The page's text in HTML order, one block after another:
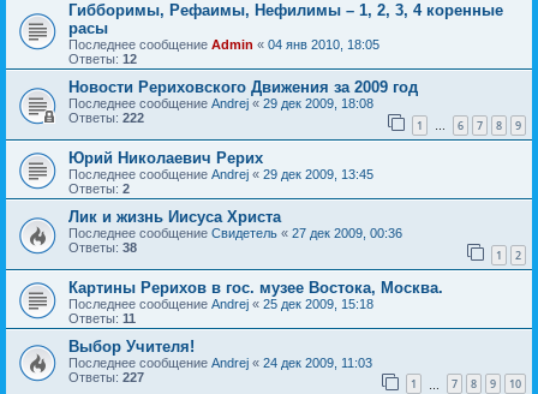
Гибборимы, Рефаимы, Нефилимы – 1, 2, 3, 4 коренные
расы
Последнее сообщение Admin « 04 янв 2010, 18:05
Ответы: 12
Новости Рериховского Движения за 2009 год
Последнее сообщение Andrej « 29 дек 2009, 18:08
Ответы: 222 1 … 6 7 8 9
Юрий Николаевич Рерих
Последнее сообщение Andrej « 29 дек 2009, 13:45
Ответы: 2
Лик и жизнь Иисуса Христа
Последнее сообщение Свидетель « 27 дек 2009, 00:36
Ответы: 38 1 2
Картины Рерихов в гос. музее Востока, Москва.
Последнее сообщение Andrej « 25 дек 2009, 15:18
Ответы: 11
Выбор Учителя!
Последнее сообщение Andrej « 24 дек 2009, 11:03
Ответы: 227 1 7 8 9 10